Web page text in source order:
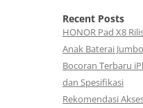
Recent Posts
HONOR Pad X8
Anak Baterai Jumbo
Bocoran Terbaru
dan Spesifikasi
Rekomendasi